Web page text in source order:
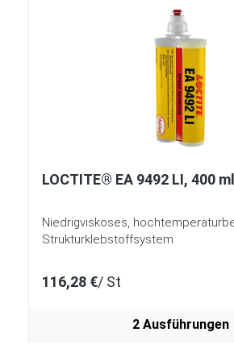
LOCTITE® EA 9492 LI, 400 ml
Niedrigviskoses,
Strukturklebstoffsystem
116,28 €/ St
2 Ausführungen